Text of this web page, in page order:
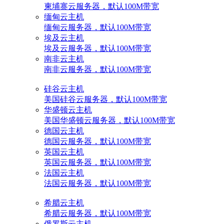
柬埔寨云服务器，默认100M带宽
缅甸云主机
缅甸云服务器，默认100M带宽
埃及云主机
埃及云服务器，默认100M带宽
南非云主机
南非云服务器，默认100M带宽
硅谷云主机
美国硅谷云服务器，默认100M带宽
华盛顿云主机
美国华盛顿云服务器，默认100M带宽
德国云主机
德国云服务器，默认100M带宽
英国云主机
英国云服务器，默认100M带宽
法国云主机
法国云服务器，默认100M带宽
希腊云主机
希腊云服务器，默认100M带宽